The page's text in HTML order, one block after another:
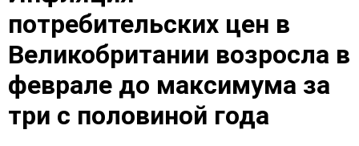
потребительских цен в
Великобритании возросла в
феврале до максимума за
три с половиной года